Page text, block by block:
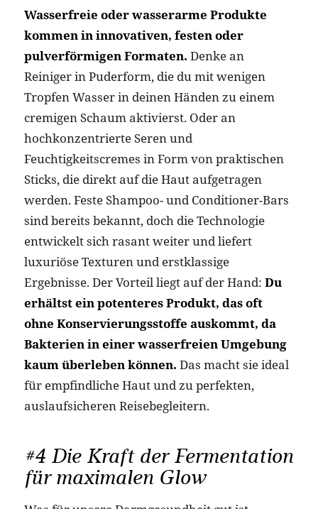
Wasserfreie oder wasserarme Produkte
kommen in innovativen, festen oder
pulverförmigen Formaten. Denke an
Reiniger in Puderform, die du mit wenigen
Tropfen Wasser in deinen Händen zu einem
cremigen Schaum aktivierst. Oder an
hochkonzentrierte Seren und
Feuchtigkeitscremes in Form von praktischen
Sticks, die direkt auf die Haut aufgetragen
werden. Feste Shampoo- und Conditioner-Bars
sind bereits bekannt, doch die Technologie
entwickelt sich rasant weiter und liefert
luxuriöse Texturen und erstklassige
Ergebnisse. Der Vorteil liegt auf der Hand: Du
erhältst ein potenteres Produkt, das oft
ohne Konservierungsstoffe auskommt, da
Bakterien in einer wasserfreien Umgebung
kaum überleben können. Das macht sie ideal
für empfindliche Haut und zu perfekten,
auslaufsicheren Reisebegleitern.
#4 Die Kraft der Fermentation
für maximalen Glow